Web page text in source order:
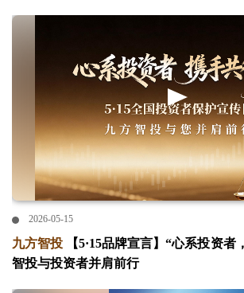
2026-05-15
九方智投
【5·15品牌宣言】“心系投资
智投与投资者并肩前行